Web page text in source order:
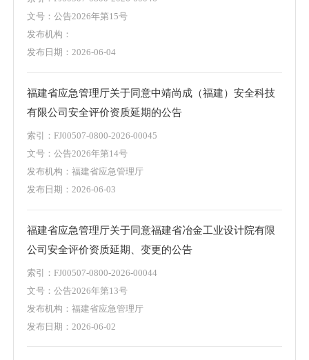
文号：公告2026年第15号
发布机构：
发布日期：2026-06-04
福建省应急管理厅关于同意中靖尚成（福建）安全科技
有限公司安全评价资质延期的公告
索引：FJ00507-0800-2026-00045
文号：公告2026年第14号
发布机构：福建省应急管理厅
发布日期：2026-06-03
福建省应急管理厅关于同意福建省冶金工业设计院有限
公司安全评价资质延期、变更的公告
索引：FJ00507-0800-2026-00044
文号：公告2026年第13号
发布机构：福建省应急管理厅
发布日期：2026-06-02